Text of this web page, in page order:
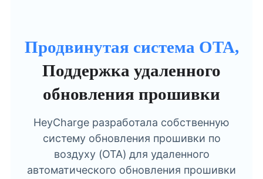
Продвинутая система OTA,
Поддержка удаленного
обновления прошивки
HeyCharge разработала собственную
систему обновления прошивки по
воздуху (OTA) для удаленного
автоматического обновления прошивки